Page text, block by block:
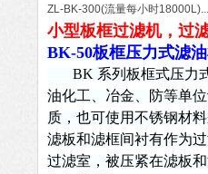
ZL-BK-300(流量每小时
小型板框过滤机，过
BK-50板框压力式滤
BK 系列板框式压力
油化工、冶金、防等单
质，也可使用不锈钢材
滤板和滤框间衬有作为
过滤室，被压紧在滤板